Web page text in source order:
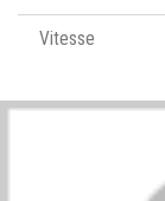
Vitesse